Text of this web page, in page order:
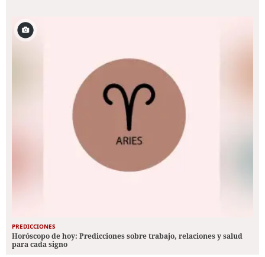
PREDICCIONES
Horóscopo de hoy: Predicciones sobre trabajo, relaciones y salud
para cada signo